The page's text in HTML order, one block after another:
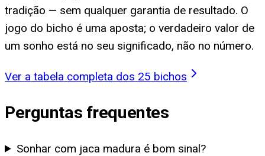
tradição — sem qualquer garantia de resultado. O
jogo do bicho é uma aposta; o verdadeiro valor de
um sonho está no seu significado, não no número.
Ver a tabela completa dos 25 bichos
Perguntas frequentes
Sonhar com jaca madura é bom sinal?